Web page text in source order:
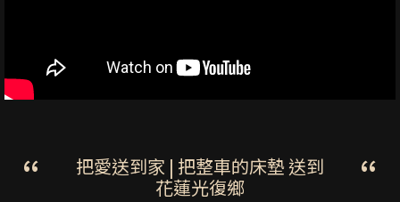
把愛送到家 | 把整車的床墊 送到
花蓮光復鄉